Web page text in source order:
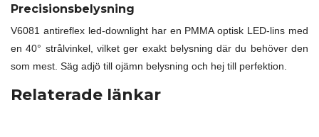
Precisionsbelysning
V6081 antireflex led-downlight har en PMMA optisk LED-lins med
en 40° strålvinkel, vilket ger exakt belysning där du behöver den
som mest. Säg adjö till ojämn belysning och hej till perfektion.
Relaterade länkar